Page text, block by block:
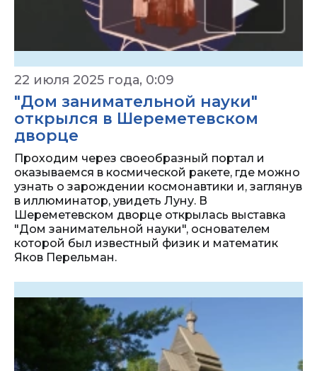
22 июля 2025 года, 0:09
"Дом занимательной науки"
открылся в Шереметевском
дворце
Проходим через своеобразный портал и
оказываемся в космической ракете, где можно
узнать о зарождении космонавтики и, заглянув
в иллюминатор, увидеть Луну. В
Шереметевском дворце открылась выставка
"Дом занимательной науки", основателем
которой был известный физик и математик
Яков Перельман.